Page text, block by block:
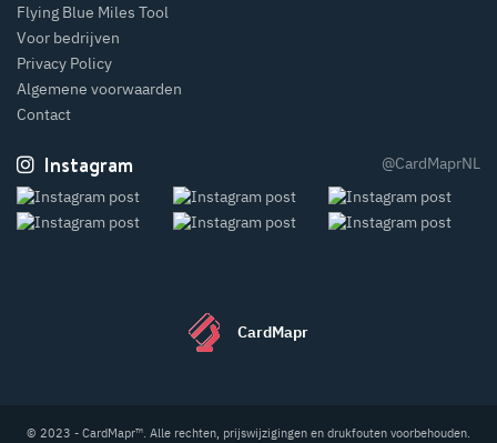
Flying Blue Miles Tool
Voor bedrijven
Privacy Policy
Algemene voorwaarden
Contact
Instagram @CardMaprNL
CardMapr
© 2023 - CardMapr™. Alle rechten, prijswijzigingen en drukfouten voorbehouden.